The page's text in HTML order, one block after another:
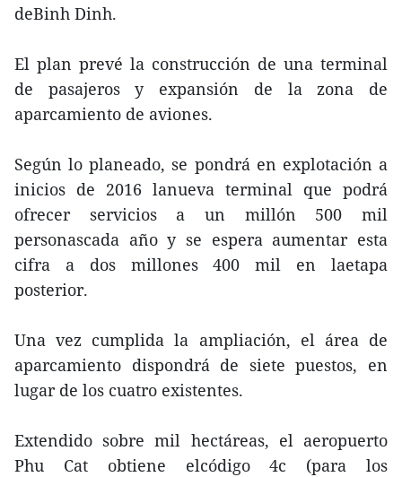
deBinh Dinh.
El plan prevé la construcción de una terminal
de pasajeros y expansión de la zona de
aparcamiento de aviones.
Según lo planeado, se pondrá en explotación a
inicios de 2016 lanueva terminal que podrá
ofrecer servicios a un millón 500 mil
personascada año y se espera aumentar esta
cifra a dos millones 400 mil en laetapa
posterior.
Una vez cumplida la ampliación, el área de
aparcamiento dispondrá de siete puestos, en
lugar de los cuatro existentes.
Extendido sobre mil hectáreas, el aeropuerto
Phu Cat obtiene elcódigo 4c (para los